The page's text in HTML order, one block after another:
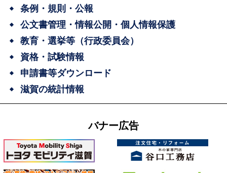
条例・規則・公報
公文書管理・情報公開・個人情報保護
教育・選挙等（行政委員会）
資格・試験情報
申請書等ダウンロード
滋賀の統計情報
バナー広告